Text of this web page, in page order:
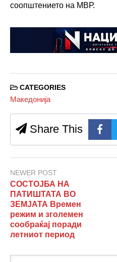
соопштението на МВР.
CATEGORIES
Македонија
Share This
NEWER POST
СОСТОЈБА НА
ПАТИШТАТА ВО
ЗЕМЈАТА Времен
режим и зголемен
сообраќај поради
летниот период